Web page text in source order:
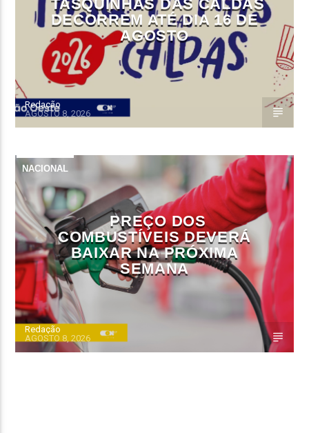
TASQUINHAS DAS CALDAS
DECORREM ATÉ DIA 16 DE
AGOSTO
Redação
AGOSTO 8, 2026
NACIONAL
PREÇO DOS
COMBUSTÍVEIS DEVERÁ
BAIXAR NA PRÓXIMA
SEMANA
Redação
AGOSTO 8, 2026